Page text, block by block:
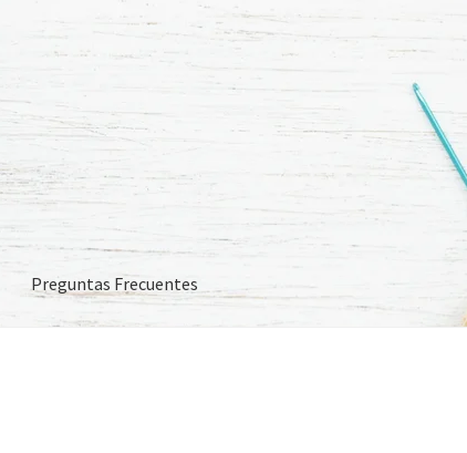
Preguntas Frecuentes